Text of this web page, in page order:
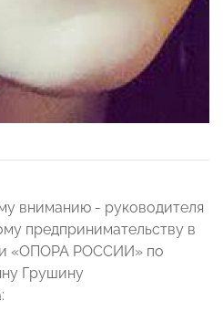
вниманию - руководителя
предпринимательству в
«ОПОРА РОССИИ» по
Грушину